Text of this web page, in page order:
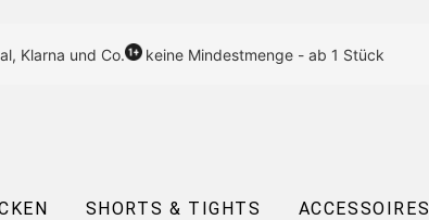
Klarna und Co. keine Mindestmenge - ab 1 Stück
SHORTS & TIGHTS ACCESSOIRES